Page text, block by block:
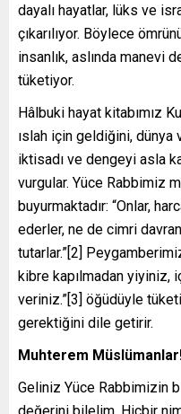
dayalı hayatlar, lüks ve
çıkarılıyor. Böylece
insanlık, aslında manevi
tüketiyor.
Hâlbuki hayat kitabımız
ıslah için geldiğini, dünya
iktisadı ve dengeyi asla
vurgular. Yüce Rabbimiz
buyurmaktadır: “Onlar,
ederler, ne de cimri
tutarlar.”[2]
kibre kapılmadan yiyiniz,
veriniz.”[3] öğüdüyle
gerektiğini dile getirir.
Muhterem
Geliniz Yüce Rabbimizin
değerini bilelim. Hiçbir